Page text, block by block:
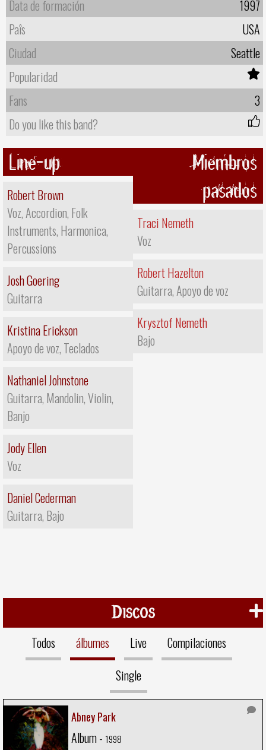
Data de formación
1997
Paîs
USA
Ciudad
Seattle
Popularidad
Fans
3
Do you like this band?
Line-up
Robert Brown
Voz, Accordion, Folk
Instruments, Harmonica,
Percussions
Josh Goering
Guitarra
Kristina Erickson
Apoyo de voz, Teclados
Nathaniel Johnstone
Guitarra, Mandolin, Violin,
Banjo
Jody Ellen
Voz
Daniel Cederman
Guitarra, Bajo
Miembros
pasados
Traci Nemeth
Voz
Robert Hazelton
Guitarra, Apoyo de voz
Krysztof Nemeth
Bajo
Discos
Todos álbumes Live
Compilaciones
Single
Abney Park
Album - 1998